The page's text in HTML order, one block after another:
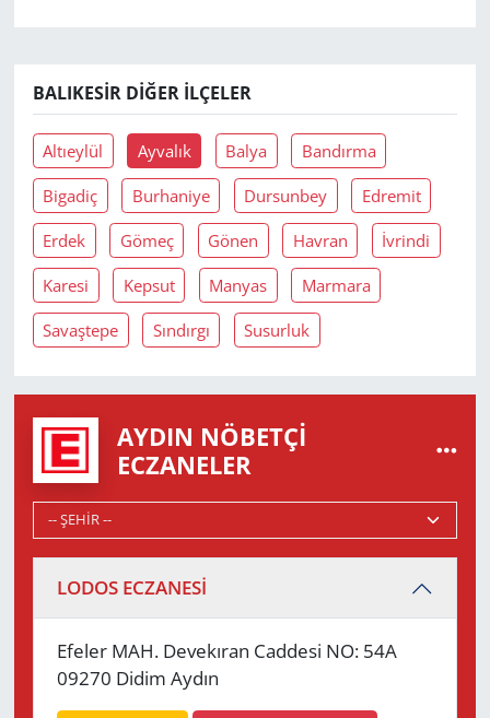
BALIKESIR DIĞER İLÇELER
Altıeylül Ayvalık Balya Bandırma
Bigadiç Burhaniye Dursunbey Edremit
Erdek Gömeç Gönen Havran İvrindi
Karesi Kepsut Manyas Marmara
Savaştepe Sındırgı Susurluk
AYDIN NÖBETÇI
ECZANELER
LODOS ECZANESİ
Efeler MAH. Devekıran Caddesi NO: 54A
09270 Didim Aydın